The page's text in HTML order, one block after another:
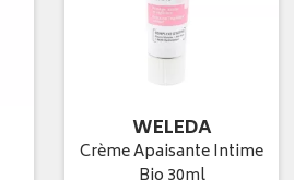
WELEDA
Crème Apaisante Intime